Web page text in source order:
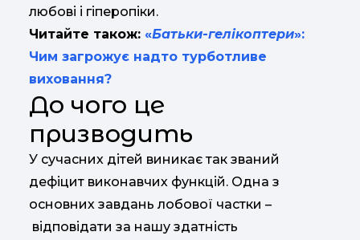
любові і гіперопіки.
Читайте також: «Батьки-гелікоптери»:
Чим загрожує надто турботливе
виховання?
До чого це
призводить
У сучасних дітей виникає так званий
дефіцит виконавчих функцій. Одна з
основних завдань лобової частки –
відповідати за нашу здатність